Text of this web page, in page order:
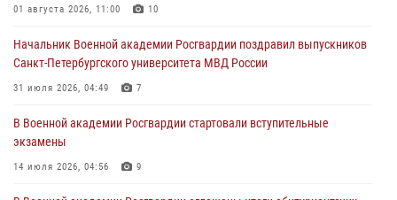
27 июля 2026, 14:49 7
Военная академия информирует!
01 августа 2026, 11:00 10
Начальник Военной академии Росгвардии поздравил выпускников
Санкт-Петербургского университета МВД России
31 июля 2026, 04:49 7
В Военной академии Росгвардии стартовали вступительные
экзамены
14 июля 2026, 04:56 9